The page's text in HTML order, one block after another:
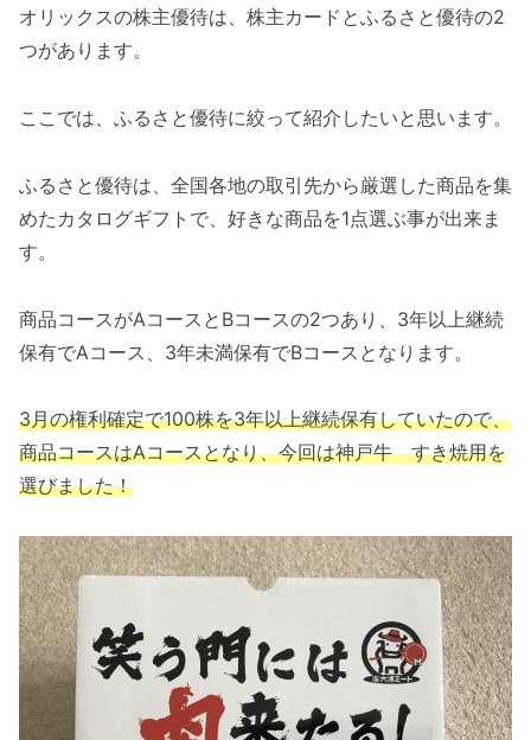
オリックスの株主優待は、株主カードとふるさと優待の2
つがあります。
ここでは、ふるさと優待に絞って紹介したいと思います。
ふるさと優待は、全国各地の取引先から厳選した商品を集
めたカタログギフトで、好きな商品を1点選ぶ事が出来ま
す。
商品コースがAコースとBコースの2つあり、3年以上継続
保有でAコース、3年未満保有でBコースとなります。
3月の権利確定で100株を3年以上継続保有していたので、
商品コースはAコースとなり、今回は神戸牛 すき焼用を
選びました！